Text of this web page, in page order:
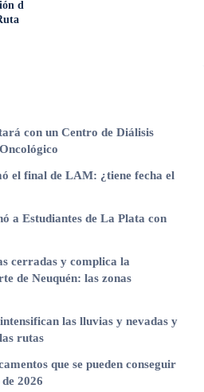
d
con un Centro de Diálisis
el final de LAM: ¿tiene fecha el
a Estudiantes de La Plata con
cerradas y complica la
de Neuquén: las zonas
las lluvias y nevadas y
rutas
que se pueden conseguir
2026